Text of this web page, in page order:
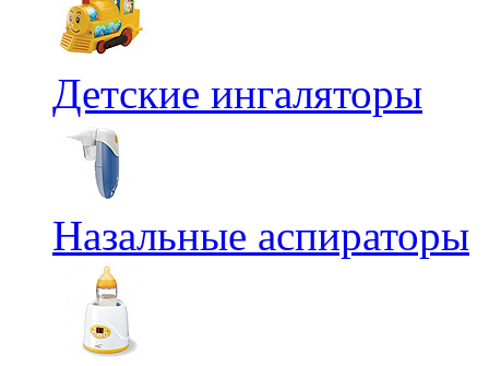
Детские ингаляторы
Назальные аспираторы